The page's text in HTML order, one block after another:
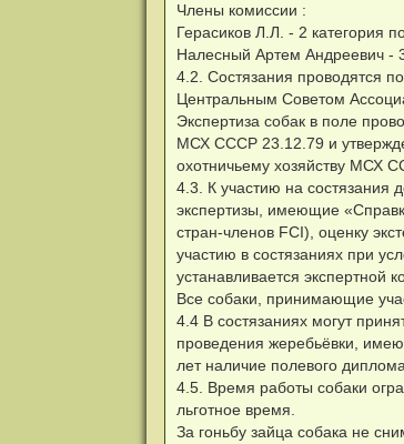
Члены комиссии :
Герасиков Л.Л. - 2 категория
Налесный Артем Андреевич -
4.2. Состязания проводятся
Центральным Советом
Экспертиза собак в поле
МСХ СССР 23.12.79 и
охотничьему хозяйству МСХ
4.3. К участию на состязания
экспертизы, имеющие
стран-членов FCI), оценку
участию в состязаниях при
устанавливается экспертной
Все собаки, принимающие
4.4 В состязаниях могут
проведения жеребьёвки,
лет наличие полевого
4.5. Время работы собаки
льготное время.
За гоньбу зайца собака не